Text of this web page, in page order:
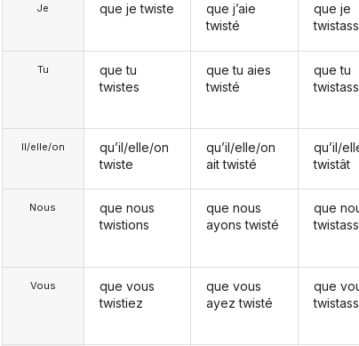
Je
Tu
Il/elle/on
Nous
Vous
que je twiste
que tu
twistes
qu’il/elle/on
twiste
que nous
twistions
que vous
twistiez
que j’aie
twisté
que tu aies
twisté
qu’il/elle/on
ait twisté
que nous
ayons twisté
que vous
ayez twisté
que je
que tu
qu’il/
twistât
que
que